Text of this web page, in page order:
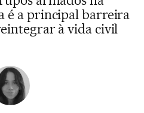
é a principal barreira
à vida civil